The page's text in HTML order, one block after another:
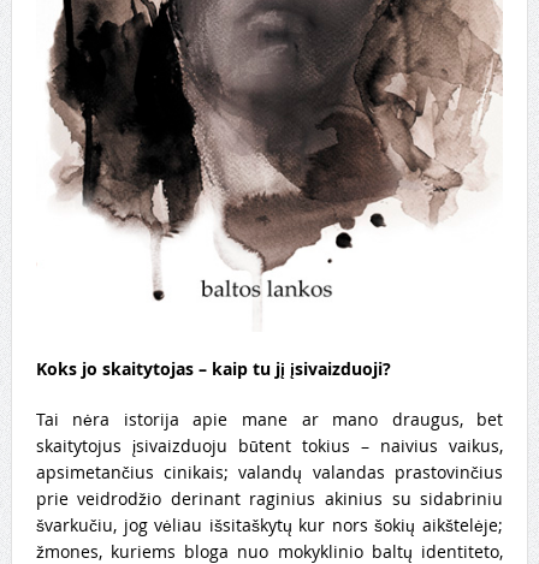
Koks jo skaitytojas – kaip tu jį įsivaizduoji?
Tai nėra istorija apie mane ar mano draugus, bet
skaitytojus įsivaizduoju būtent tokius – naivius vaikus,
apsimetančius cinikais; valandų valandas prastovinčius
prie veidrodžio derinant raginius akinius su sidabriniu
švarkučiu, jog vėliau išsitaškytų kur nors šokių aikštelėje;
žmones, kuriems bloga nuo mokyklinio baltų identiteto,